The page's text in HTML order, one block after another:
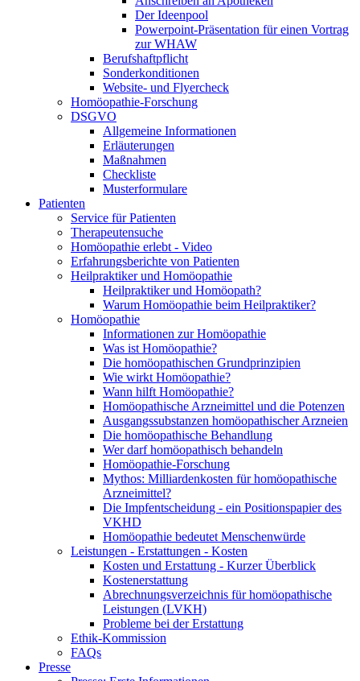
Der Ideenpool
Powerpoint-Präsentation für einen Vortrag
zur WHAW
Berufshaftpflicht
Sonderkonditionen
Website- und Flyercheck
Homöopathie-Forschung
DSGVO
Allgemeine Informationen
Erläuterungen
Maßnahmen
Checkliste
Musterformulare
Patienten
Service für Patienten
Therapeutensuche
Homöopathie erlebt - Video
Erfahrungsberichte von Patienten
Heilpraktiker und Homöopathie
Heilpraktiker und Homöopath?
Warum Homöopathie beim Heilpraktiker?
Homöopathie
Informationen zur Homöopathie
Was ist Homöopathie?
Die homöopathischen Grundprinzipien
Wie wirkt Homöopathie?
Wann hilft Homöopathie?
Homöopathische Arzneimittel und die Potenzen
Ausgangssubstanzen homöopathischer Arzneien
Die homöopathische Behandlung
Wer darf homöopathisch behandeln
Homöopathie-Forschung
Mythos: Milliardenkosten für homöopathische
Arzneimittel?
Die Impfentscheidung - ein Positionspapier des
VKHD
Homöopathie bedeutet Menschenwürde
Leistungen - Erstattungen - Kosten
Kosten und Erstattung - Kurzer Überblick
Kostenerstattung
Abrechnungsverzeichnis für homöopathische
Leistungen (LVKH)
Probleme bei der Erstattung
Ethik-Kommission
FAQs
Presse